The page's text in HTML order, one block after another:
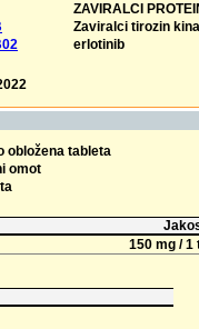
ZAVIRALCI
Zaviralci tirozin
erlotinib
obložena tableta
omot
150 mg / 1